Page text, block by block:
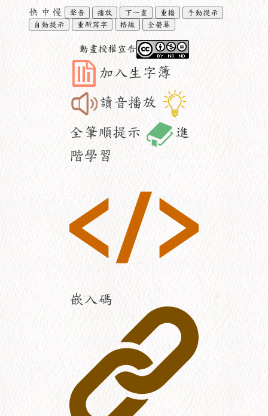
快 中 慢 聲音 播放 下一畫 重播
手動提示
自動提示
重新寫字 格線 全螢幕
動畫授權宣告
加入生字簿
讀音播放
全筆順提示
進
階學習
嵌入碼